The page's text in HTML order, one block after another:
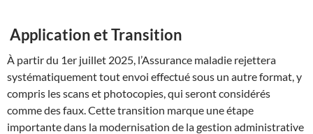
Application et Transition
À partir du 1er juillet 2025, l’Assurance maladie rejettera
systématiquement tout envoi effectué sous un autre format, y
compris les scans et photocopies, qui seront considérés
comme des faux. Cette transition marque une étape
importante dans la modernisation de la gestion administrative